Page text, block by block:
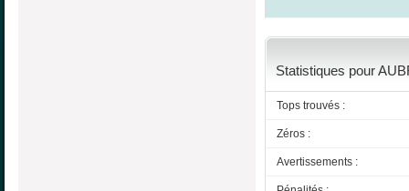
Statistiques pour
Tops trouvés :
Zéros :
Avertissements :